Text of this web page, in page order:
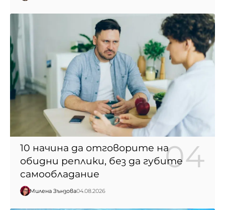
10 начина да отговорите на
обидни реплики, без да губите
самообладание
Милена Зънзова04.08.2026